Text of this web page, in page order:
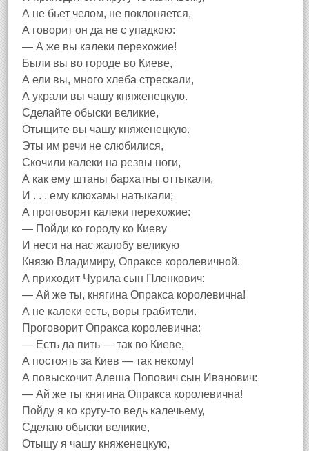
А не бьет челом, не поклоняется,
А говорит он да не с упадкою:
— А же вы калеки перехожие!
Были вы во городе во Киеве,
А ели вы, много хлеба стрескали,
А украли вы чашу княженецкую.
Сделайте обыски великие,
Отыщите вы чашу княженецкую.
Эты им речи не слюбилися,
Скочили калеки на резвы ноги,
А как ему штаны бархатны оттыкали,
И . . . ему клюхамы натыкали;
А проговорят калеки перехожие:
— Пойди ко городу ко Киеву
И неси на нас жалобу великую
Князю Владимиру, Опраксе королевичной.
А приходит Чурила сын Пленкович:
— Ай же ты, княгина Опракса королевична!
А не калеки есть, воры грабители.
Проговорит Опракса королевична:
— Есть да пить — так во Киеве,
А постоять за Киев — так некому!
А повыскочит Алеша Попович сын Иванович:
— Ай же ты княгина Опракса королевична!
Пойду я ко кругу-то ведь калечьему,
Сделаю обыски великие,
Отыщу я чашу княженецкую,